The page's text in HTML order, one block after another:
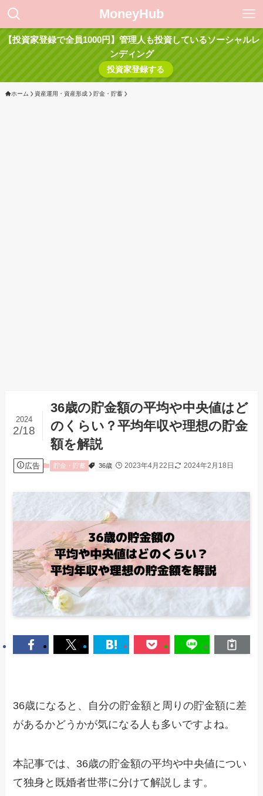
MoneyHub
【投資家登録で全員1000円】管理人も投資しているソーシャルレ
ンディング
投資家登録する
ホーム 資産運用・資産形成 貯金・貯蓄
36歳の貯金額の平均や中央値はど
のくらい？平均年収や理想の貯金
額を解説
2024
2/18
広告 貯金・貯蓄 36歳 2023年4月22日 2024年2月18日
36歳になると、自分の貯金額と周りの貯金額に差
があるかどうかが気になる人も多いですよね。
本記事では、36歳の貯金額の平均や中央値につい
て独身と既婚者世帯に分けて解説します。